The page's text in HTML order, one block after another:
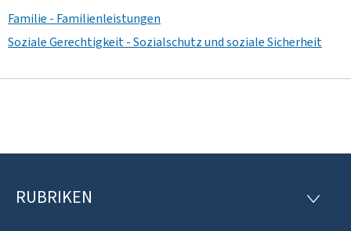
Familie - Familienleistungen
Soziale Gerechtigkeit - Sozialschutz und soziale Sicherheit
F
RUBRIKEN
R